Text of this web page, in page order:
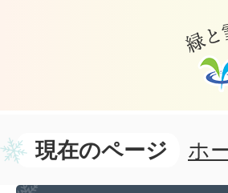
現在のページ ホ